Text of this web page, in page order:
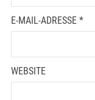
E-MAIL-ADRESSE *
WEBSITE